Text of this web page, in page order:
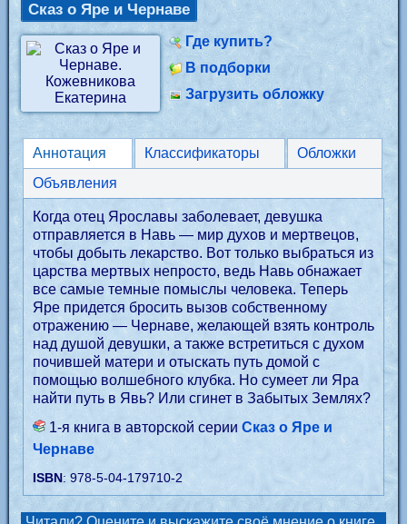
Сказ о Яре и Чернаве
Где купить?
В подборки
Загрузить обложку
Аннотация Классификаторы
Обложки
Объявления
Когда отец Ярославы заболевает, девушка
отправляется в Навь — мир духов и мертвецов,
чтобы добыть лекарство. Вот только выбраться из
царства мертвых непросто, ведь Навь обнажает
все самые темные помыслы человека. Теперь
Яре придется бросить вызов собственному
отражению — Чернаве, желающей взять контроль
над душой девушки, а также встретиться с духом
почившей матери и отыскать путь домой с
помощью волшебного клубка. Но сумеет ли Яра
найти путь в Явь? Или сгинет в Забытых Землях?
1-я книга в авторской серии Сказ о Яре и
Чернаве
ISBN: 978-5-04-179710-2